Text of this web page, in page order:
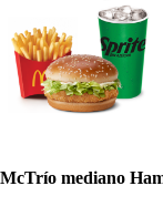
McTrío mediano